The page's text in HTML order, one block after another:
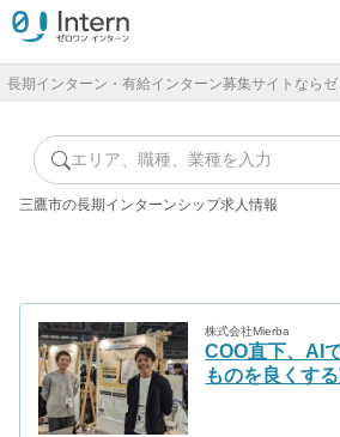
長期インターン・有給インターン募集サイトなら
エリア、職種、業種を入力
三鷹市の長期インターンシップ求人情報
株式会社Mierba
COO直下、AI
ものを良くす